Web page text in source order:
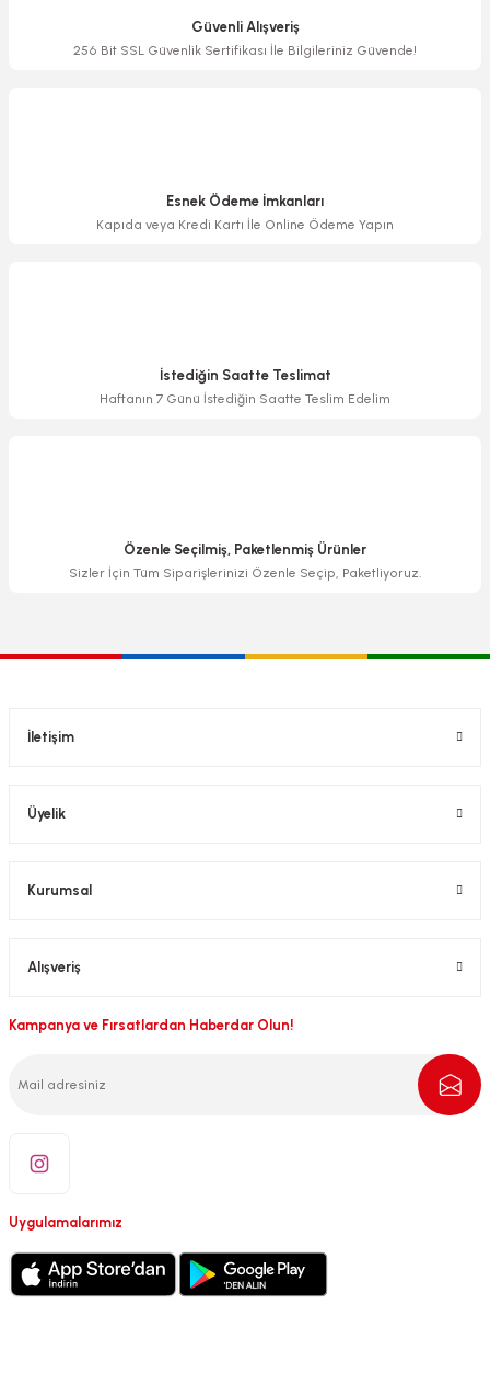
Ürün bilgilerinde hatalar bulunuyor.
Güvenli Alışveriş
256 Bit SSL Güvenlik Sertifikası İle Bilgileriniz Güvende!
Esnek Ödeme İmkanları
Kapıda veya Kredi Kartı İle Online Ödeme Yapın
İstediğin Saatte Teslimat
Haftanın 7 Günü İstediğin Saatte Teslim Edelim
Özenle Seçilmiş, Paketlenmiş Ürünler
Sizler İçin Tüm Siparişlerinizi Özenle Seçip, Paketliyoruz.
İletişim
Üyelik
Kurumsal
Alışveriş
Kampanya ve Fırsatlardan Haberdar Olun!
Uygulamalarımız